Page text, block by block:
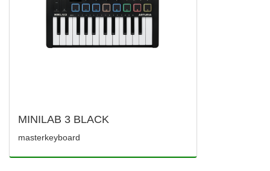
MINILAB 3 BLACK
masterkeyboard